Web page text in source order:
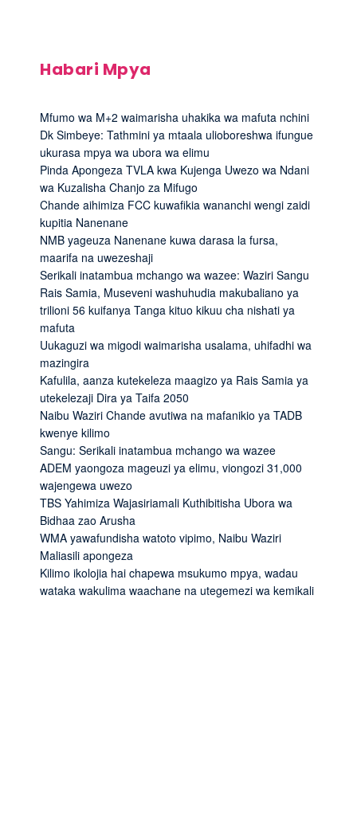
Habari Mpya
Mfumo wa M+2 waimarisha uhakika wa mafuta nchini
Dk Simbeye: Tathmini ya mtaala ulioboreshwa ifungue
ukurasa mpya wa ubora wa elimu
Pinda Apongeza TVLA kwa Kujenga Uwezo wa Ndani
wa Kuzalisha Chanjo za Mifugo
Chande aihimiza FCC kuwafikia wananchi wengi zaidi
kupitia Nanenane
NMB yageuza Nanenane kuwa darasa la fursa,
maarifa na uwezeshaji
Serikali inatambua mchango wa wazee: Waziri Sangu
Rais Samia, Museveni washuhudia makubaliano ya
trilioni 56 kuifanya Tanga kituo kikuu cha nishati ya
mafuta
Uukaguzi wa migodi waimarisha usalama, uhifadhi wa
mazingira
Kafulila, aanza kutekeleza maagizo ya Rais Samia ya
utekelezaji Dira ya Taifa 2050
Naibu Waziri Chande avutiwa na mafanikio ya TADB
kwenye kilimo
Sangu: Serikali inatambua mchango wa wazee
ADEM yaongoza mageuzi ya elimu, viongozi 31,000
wajengewa uwezo
TBS Yahimiza Wajasiriamali Kuthibitisha Ubora wa
Bidhaa zao Arusha
WMA yawafundisha watoto vipimo, Naibu Waziri
Maliasili apongeza
Kilimo ikolojia hai chapewa msukumo mpya, wadau
wataka wakulima waachane na utegemezi wa kemikali